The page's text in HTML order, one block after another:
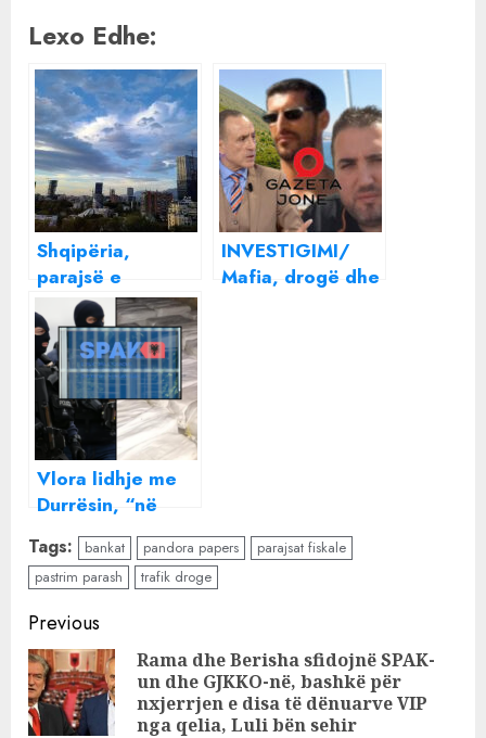
Lexo Edhe:
Shqipëria,
parajsë e
pastrimit të
parave,
trafikantët me
ndihmën e disa
bankave dhe
personazhe te
Parajsave Fiskale
e kanë kthyer
vendin në
“lavatriçe”
INVESTIGIMI/
Mafia, drogë dhe
Vlora lidhje me
Durrësin, “në
tavë” edhe
bankat: SPAK
zbulon qytetet
më të rrezikshme
shqiptare për
krime dhe
pastrim parash
Tags: bankat pandora papers
parajsat fiskale
pastrim parash
trafik droge
Continue
Reading
Previous
Rama dhe Berisha sfidojnë SPAK-
un dhe GJKKO-në, bashkë për
nxjerrjen e disa të dënuarve VIP
nga qelia, Luli bën sehir